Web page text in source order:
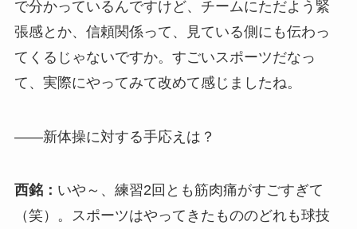
で分かっているんですけど、チームにただよう緊
張感とか、信頼関係って、見ている側にも伝わっ
てくるじゃないですか。すごいスポーツだなっ
て、実際にやってみて改めて感じましたね。
――新体操に対する手応えは？
西銘： いや～、練習2回とも筋肉痛がすごすぎて
（笑）。スポーツはやってきたもののどれも球技